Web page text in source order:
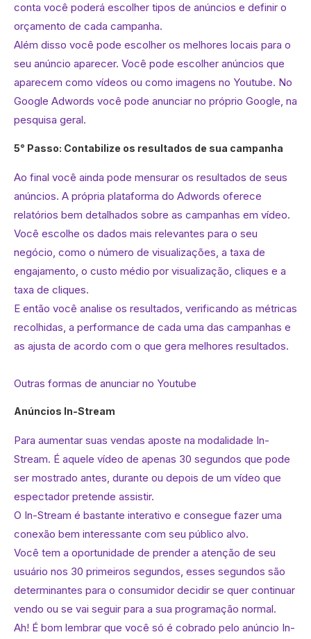
conta você poderá escolher tipos de anúncios e definir o
orçamento de cada campanha.
Além disso você pode escolher os melhores locais para o
seu anúncio aparecer. Você pode escolher anúncios que
aparecem como vídeos ou como imagens no Youtube. No
Google Adwords você pode anunciar no próprio Google, na
pesquisa geral.
5° Passo: Contabilize os resultados de sua campanha
Ao final você ainda pode mensurar os resultados de seus
anúncios. A própria plataforma do Adwords oferece
relatórios bem detalhados sobre as campanhas em vídeo.
Você escolhe os dados mais relevantes para o seu
negócio, como o número de visualizações, a taxa de
engajamento, o custo médio por visualização, cliques e a
taxa de cliques.
E então você analise os resultados, verificando as métricas
recolhidas, a performance de cada uma das campanhas e
as ajusta de acordo com o que gera melhores resultados.
Outras formas de anunciar no Youtube
Anúncios In-Stream
Para aumentar suas vendas aposte na modalidade In-
Stream. É aquele vídeo de apenas 30 segundos que pode
ser mostrado antes, durante ou depois de um vídeo que
espectador pretende assistir.
O In-Stream é bastante interativo e consegue fazer uma
conexão bem interessante com seu público alvo.
Você tem a oportunidade de prender a atenção de seu
usuário nos 30 primeiros segundos, esses segundos são
determinantes para o consumidor decidir se quer continuar
vendo ou se vai seguir para a sua programação normal.
Ah! É bom lembrar que você só é cobrado pelo anúncio In-